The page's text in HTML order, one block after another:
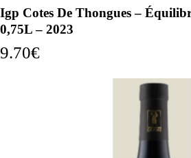
Igp Cotes De Thongues –
0,75L – 2023
9.70€